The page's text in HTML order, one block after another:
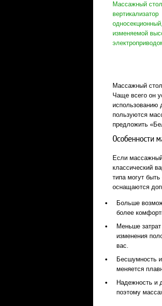
Массажный
вертикализатор
изменяемой
Массажный
Чаще всего он
использованию
пользуются
предложить
Особенности
Если
классический
типа могут
оснащаются
Больше
более
Меньше
изменения
вас.
Бесшумность
меняется
Надежность и
поэтому